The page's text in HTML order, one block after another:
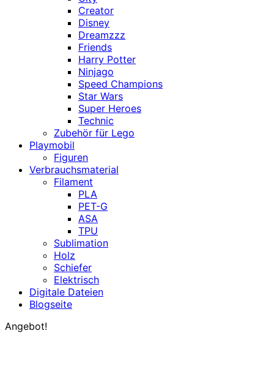
Creator
Disney
Dreamzzz
Friends
Harry Potter
Ninjago
Speed Champions
Star Wars
Super Heroes
Technic
Zubehör für Lego
Playmobil
Figuren
Verbrauchsmaterial
Filament
PLA
PET-G
ASA
TPU
Sublimation
Holz
Schiefer
Elektrisch
Digitale Dateien
Blogseite
Angebot!